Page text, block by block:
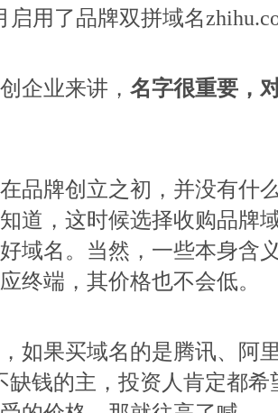
启用了品牌双拼域名
业来讲， 名字很重要，
牌创立之初，并没有什
道，这时候选择收购品牌
域名。当然，一些本身含
终端，其价格也不会低。
果买域名的是腾讯、阿
缺钱的主，投资人肯定都